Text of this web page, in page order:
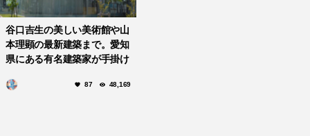
谷口吉生の美しい美術館や山
本理顕の最新建築まで。愛知
県にある有名建築家が手掛け
87 48,169